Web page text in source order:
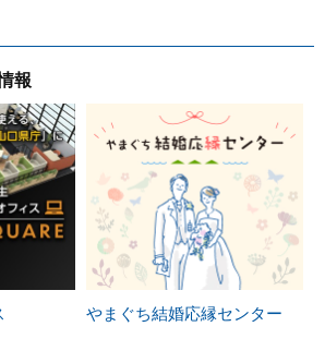
報
やまぐち結婚応縁センター